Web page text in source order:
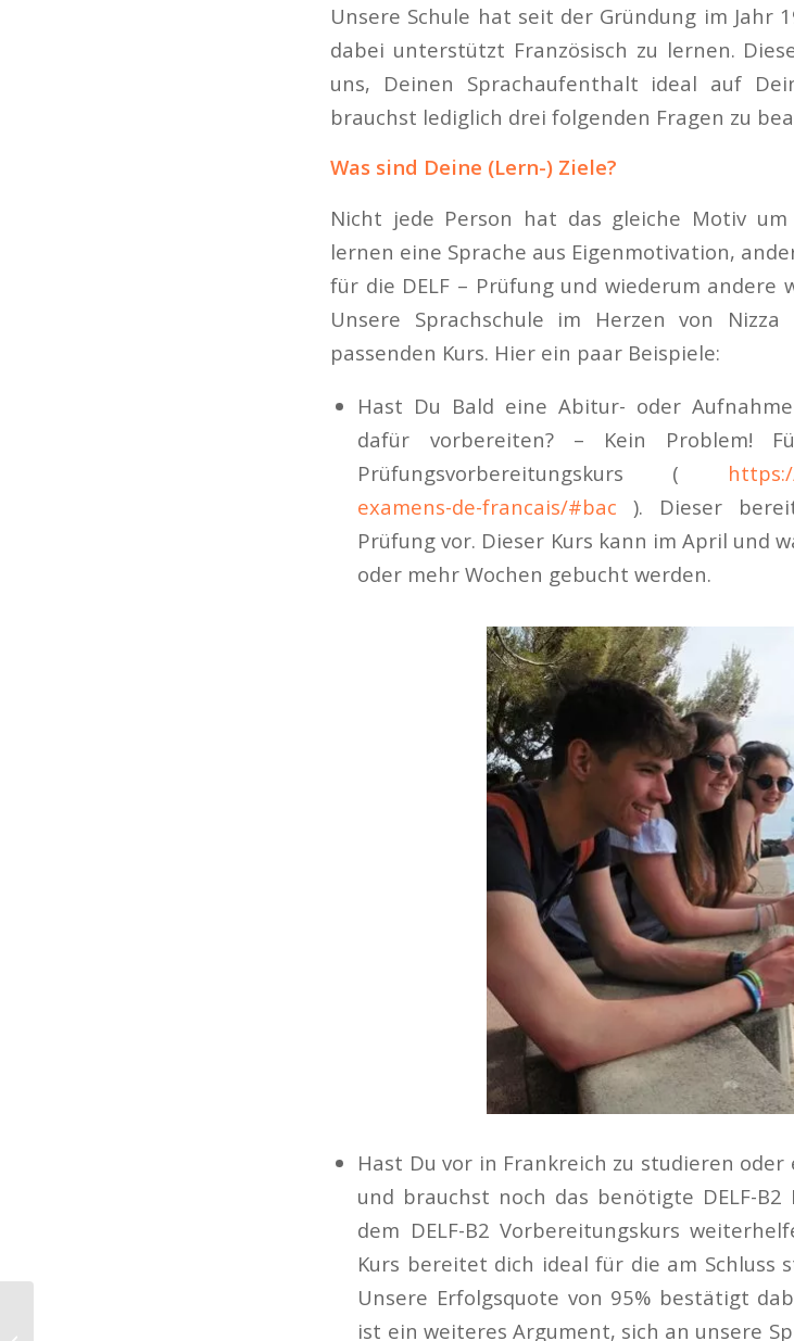
Unsere Schule hat seit der Gründung im Jahr
dabei unterstützt Französisch zu lernen.
uns, Deinen Sprachaufenthalt ideal auf
brauchst lediglich drei folgenden Fragen zu
Was sind Deine (Lern-) Ziele?
Nicht jede Person hat das gleiche Motiv um
lernen eine Sprache aus Eigenmotivation,
für die DELF – Prüfung und wiederum andere
Unsere Sprachschule im Herzen von
passenden Kurs. Hier ein paar Beispiele:
Hast Du Bald eine Abitur- oder
dafür vorbereiten? – Kein Problem!
Prüfungsvorbereitungskurs (
examens-de-francais/#bac ). Dieser
Prüfung vor. Dieser Kurs kann im April und
oder mehr Wochen gebucht werden.
Hast Du vor in Frankreich zu studieren
und brauchst noch das benötigte DELF-
dem DELF-B2 Vorbereitungskurs
Kurs bereitet dich ideal für die am Schluss
Unsere Erfolgsquote von 95% bestätigt
ist ein weiteres Argument, sich an unsere